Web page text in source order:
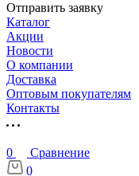
Отправить заявку
Каталог
Акции
Новости
О компании
Доставка
Оптовым покупателям
Контакты
0
Сравнение
0